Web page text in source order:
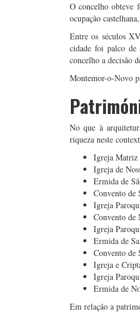
O concelho obteve
ocupação
Entre os séculos
cidade foi palco de
concelho a decisão
Montemor-o-Novo
No que à
riqueza neste
Igreja Matriz
Igreja de
Ermida de
Convento de
Igreja
Convento de
Igreja
Ermida de
Convento de
Igreja e
Igreja
Ermida de
Em relação a